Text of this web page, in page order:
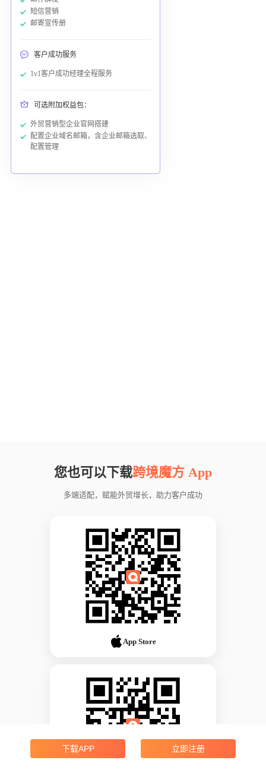
短信营销
邮寄宣传册
客户成功服务
1v1客户成功经理全程服务
可选附加权益包：
外贸营销型企业官网搭建
配置企业域名邮箱，含企业邮箱选取、
配置管理
您也可以下载跨境魔方 App
多端适配，赋能外贸增长，助力客户成功
App Store
下载APP 立即注册